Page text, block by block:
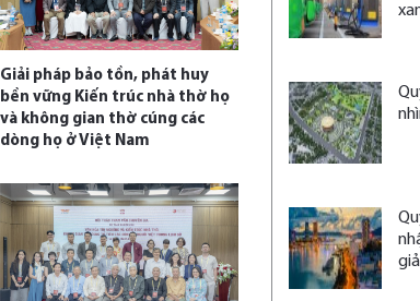
Giải pháp bảo tồn, phát huy
bền vững Kiến trúc nhà thờ họ
và không gian thờ cúng các
dòng họ ở Việt Nam